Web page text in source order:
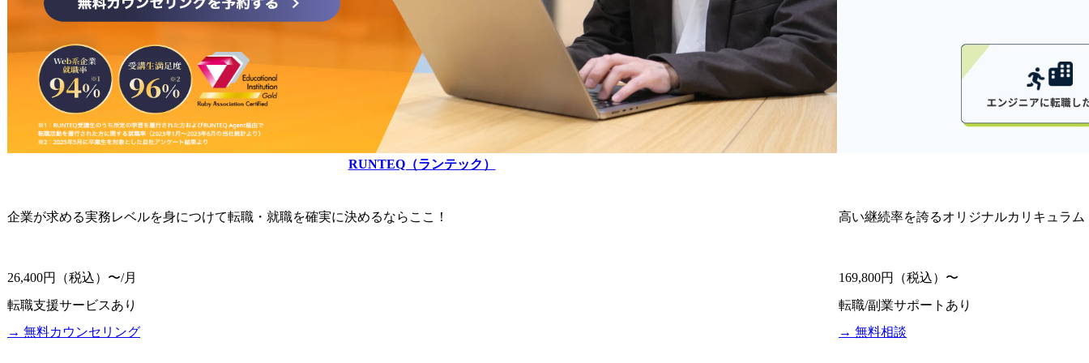
RUNTEQ（ランテック）
企業が求める実務レベルを身につけて転職・就職を確実に決めるならここ！ 高い継続率を誇るオリジナルカリキュラ
26,400円（税込）〜/月
169,800円（税込）〜
転職支援サービスあり 転職/副業サポート あり
→ 無料カウンセリング
→ 無料相談